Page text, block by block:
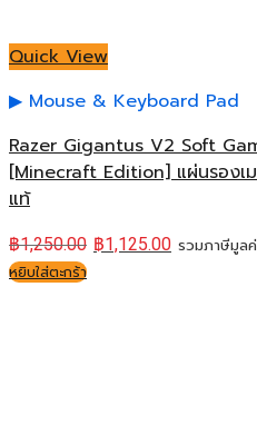
Quick View
Mouse & Keyboard Pad
Razer Gigantus V2 Soft
[Minecraft Edition] แผ่นรองเ
แท้
฿1,250.00 ฿1,125.00 รวมภาษีมูล
หยิบใส่ตะกร้า